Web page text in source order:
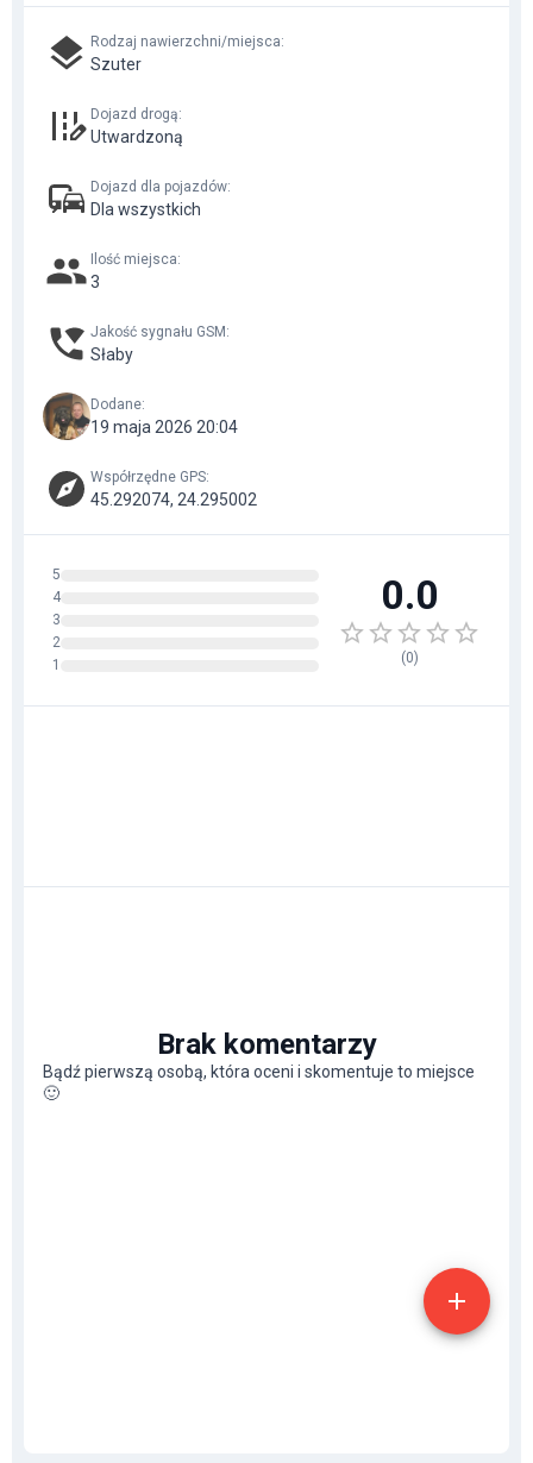
Rodzaj nawierzchni/miejsca:
Szuter
Dojazd drogą:
Utwardzoną
Dojazd dla pojazdów:
Dla wszystkich
Ilość miejsca:
3
Jakość sygnału GSM :
Słaby
Dodane:
19 maja 2026 20:04
Współrzędne GPS:
45.292074, 24.295002
5
4
3
2
1
0.0
(0)
Brak komentarzy
Bądź pierwszą osobą, która oceni i skomentuje to miejsce
🙂